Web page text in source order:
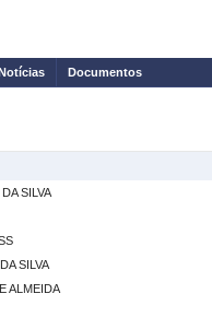
Documentos
SILVA
SILVA
ALMEIDA